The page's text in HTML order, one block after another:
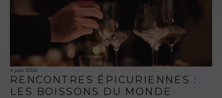
4 juin 2026
RENCONTRES ÉPICURIENNES :
LES BOISSONS DU MONDE